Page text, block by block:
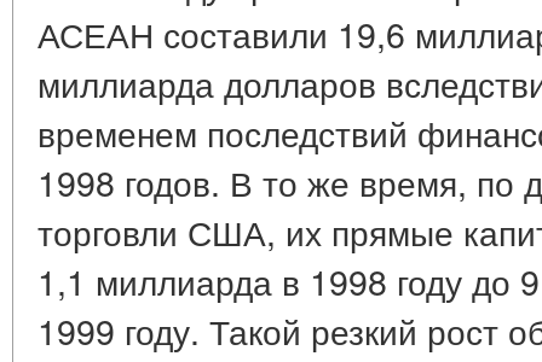
АСЕАН составили 19,6
миллиарда долларов
временем последствий
1998 годов. В то же время, по
торговли США, их прямые
1,1 миллиарда в 1998 году до
1999 году. Такой резкий рост